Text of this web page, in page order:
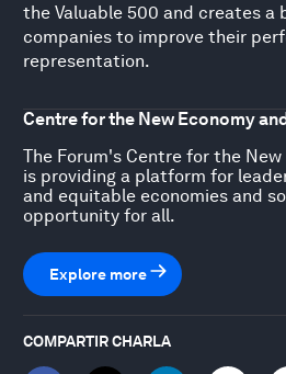
the Valuable 500 and creates a
companies to improve their
representation.
Centre for the New Economy
The Forum's Centre for the
is providing a platform for
and equitable economies and
opportunity for all.
Explore more
COMPARTIR CHARLA